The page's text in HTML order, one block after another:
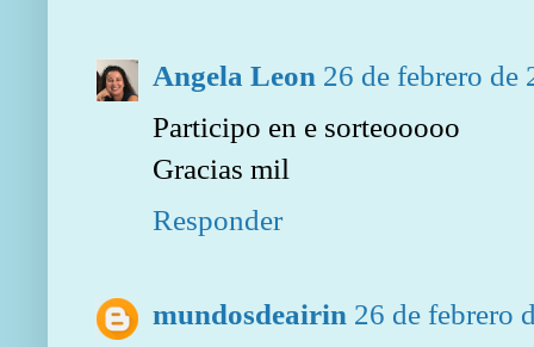
Angela Leon 26 de febrero de
Participo en e sorteooooo
Gracias mil
Responder
mundosdeairin 26 de febrero